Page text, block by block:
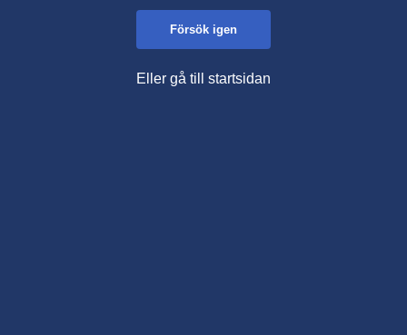
Försök igen
Eller gå till startsidan